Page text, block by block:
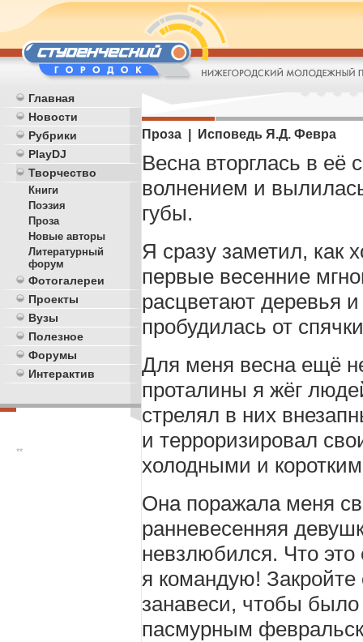
Главная
Новости
Рубрики
PlayDJ
Творчество
Книги
Поэзия
Проза
Новые авторы
Литературный
форум
Фотогалереи
Проекты
Вузы
Полезное
Форумы
Интерактив
**
Проза | Исповедь Я.Д. Февра
Весна вторглась в её
волнением и
губы.
Я сразу заметил, как
первые весенние
расцветают деревья
пробудилась от
Для меня весна ещё
проталины я жёг
стрелял в них
и терроризировал
холодными и
Она поражала меня
ранневесенняя
невзлюбился. Что
я командую!
занавеси, чтобы
пасмурным